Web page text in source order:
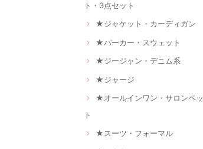
ト・3点セット
★ジャケット・カーディガン
★パーカー・スウェット
★ジージャン・デニム系
★ジャージ
★オールインワン・サロンペッ
ト
★スーツ・フォーマル